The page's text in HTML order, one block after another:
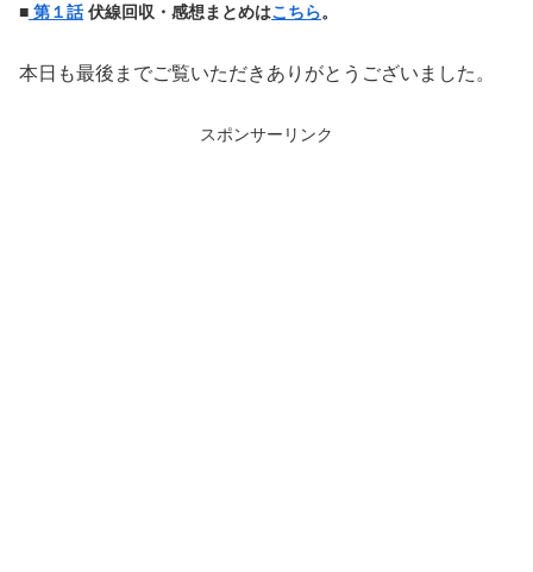
■ 第１話 伏線回収・感想まとめはこちら。
本日も最後までご覧いただきありがとうございました。
スポンサーリンク